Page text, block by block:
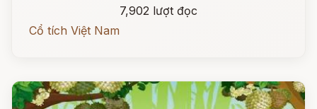
7,902 lượt đọc
Cổ tích Việt Nam